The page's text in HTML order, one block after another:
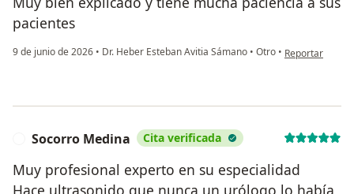
pacientes
9 de junio de 2026 • Dr. Heber Esteban Avitia Sámano • Otro • en opinión del
Reportar
Socorro Medina Cita verificada
Muy profesional experto en su especialidad